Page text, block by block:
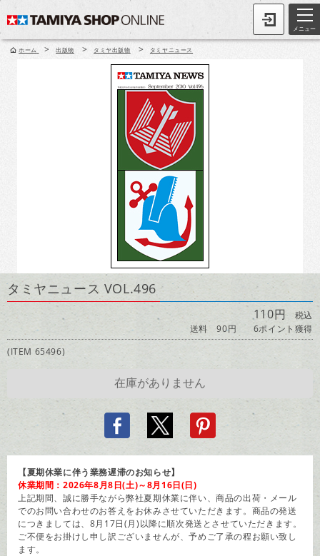
メニュー
ホーム > 出版物 > タミヤ出版物 > タミヤニュース
タミヤニュース VOL.496
110円 税込
送料 90円
6ポイント獲得
(ITEM 65496)
【夏期休業に伴う業務遅滞のお知らせ】
休業期間：2026年8月8日(土)～8月16日(日)
上記期間、誠に勝手ながら弊社夏期休業に伴い、商品の出荷・メール
でのお問い合わせのお答えをお休みさせていただきます。商品の発送
につきましては、8月17日(月)以降に順次発送とさせていただきます。
ご不便をお掛けし申し訳ございませんが、予めご了承の程お願い致し
ます。